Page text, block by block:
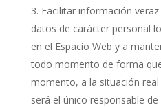
Facilitar información
datos de carácter personal
en el Espacio Web y a
todo momento de forma
momento, a la situación real
será el único responsable